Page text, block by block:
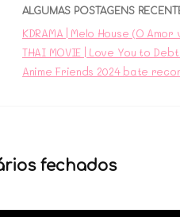
ALGUMAS POSTAGENS
KDRAMA | Melo House (O
THAI MOVIE | Love You to
Anime Friends 2024 bate
fechados